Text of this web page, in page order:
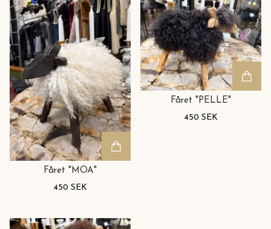
Fåret "MOA"
450 SEK
Fåret "PELLE"
450 SEK